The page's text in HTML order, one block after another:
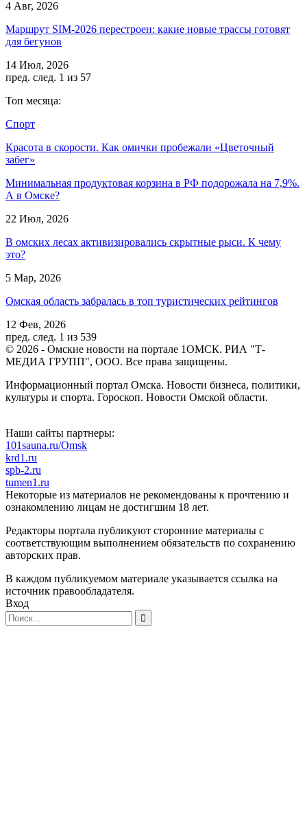
4 Авг, 2026
Маршрут SIM-2026 перестроен: какие новые трассы готовят
для бегунов
14 Июл, 2026
пред. след. 1 из 57
Топ месяца:
Спорт
Красота в скорости. Как омички пробежали «Цветочный
забег»
Минимальная продуктовая корзина в РФ подорожала на 7,9%.
А в Омске?
22 Июл, 2026
В омских лесах активизировались скрытные рыси. К чему
это?
5 Мар, 2026
Омская область забралась в топ туристических рейтингов
12 Фев, 2026
пред. след. 1 из 539
© 2026 - Омские новости на портале 1ОМСК. РИА "Т-
МЕДИА ГРУПП", ООО. Все права защищены.
Информационный портал Омска. Новости бизнеса, политики,
культуры и спорта. Гороскоп. Новости Омской области.
Наши сайты партнеры:
101sauna.ru/Omsk
krd1.ru
spb-2.ru
tumen1.ru
Некоторые из материалов не рекомендованы к прочтению и
ознакомлению лицам не достигшим 18 лет.
Редакторы портала публикуют сторонние материалы с
соответствующим выполнением обязательств по сохранению
авторских прав.
В каждом публикуемом материале указывается ссылка на
источник правообладателя.
Вход